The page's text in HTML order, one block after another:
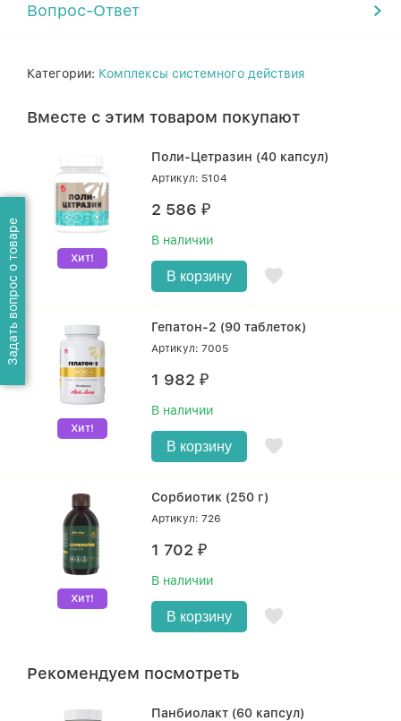
Вопрос-Ответ
Категории: Комплексы системного действия
Вместе с этим товаром покупают
Хит!
Поли-Цетразин (40 капсул)
Артикул: 5104
2 586₽
В наличии
В корзину
Хит!
Гепатон-2 (90 таблеток)
Артикул: 7005
1 982₽
В наличии
В корзину
Хит!
Сорбиотик (250 г)
Артикул: 726
1 702₽
В наличии
В корзину
Рекомендуем посмотреть
Панбиолакт (60 капсул)
Задать вопрос о товаре